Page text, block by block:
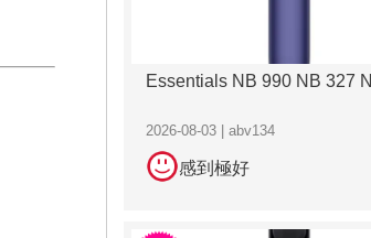
Essentials NB 990 NB 327
2026-08-03 | abv134
感到極好